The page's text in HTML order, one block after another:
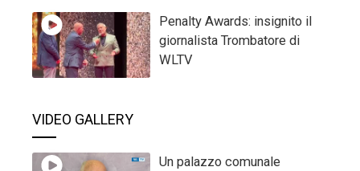
Penalty Awards: insignito il
giornalista Trombatore di
WLTV
VIDEO GALLERY
Un palazzo comunale